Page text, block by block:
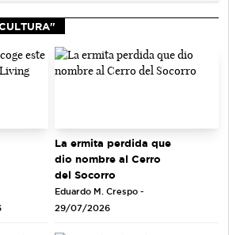
La ermita perdida que
dio nombre al Cerro
del Socorro
Eduardo M. Crespo -
29/07/2026